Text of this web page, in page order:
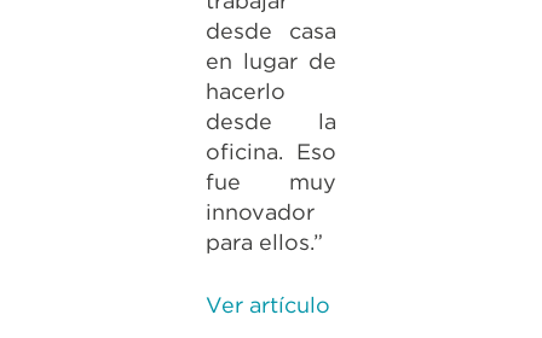
desde casa
en lugar de
hacerlo
desde la
oficina. Eso
fue muy
innovador
para ellos.”
Ver artículo